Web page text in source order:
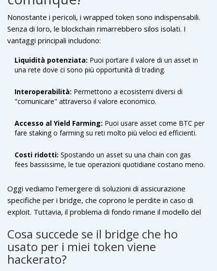
dare agli utenti una ragione concreta per fidarsi di un bridge.
Nonostante i pericoli, i wrapped token sono indispensabili.
Senza di loro, le blockchain rimarrebbero silos isolati. I
vantaggi principali includono:
Liquidità potenziata: Puoi portare il valore di un asset in
una rete dove ci sono più opportunità di trading.
Interoperabilità: Permettono a ecosistemi diversi di
"comunicare" attraverso il valore economico.
Accesso al Yield Farming: Puoi usare asset come BTC per
fare staking o farming su reti molto più veloci ed efficienti.
Costi ridotti: Spostando un asset su una chain con gas
fees bassissime, le tue operazioni quotidiane costano meno.
Oggi vediamo l'emergere di soluzioni di assicurazione
specifiche per i bridge, che coprono le perdite in caso di
exploit. Tuttavia, il problema di fondo rimane il modello del
le tue chiavi, esiste un rischio.
Cosa succede se il bridge che ho
usato per i miei token viene
hackerato?